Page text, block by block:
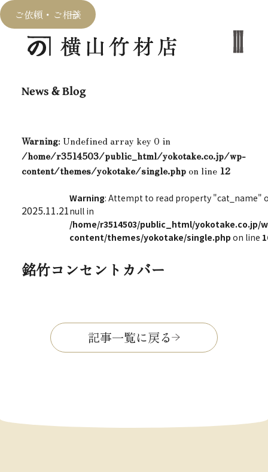
ご依頼・ご相談
News & Blog
Warning: Undefined array key 0 in
/home/r3514503/public_html/yokotake.co.jp/wp-
content/themes/yokotake/single.phpon line 12
2025.11.21
Warning: Attempt to read property "cat_name"
null in
/home/r3514503/public_html/yokotake.co.jp/
content/themes/yokotake/single.php on line
銘竹コンセントカバー
記事一覧に戻る